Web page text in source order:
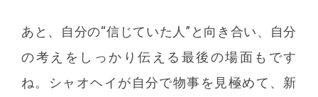
あと、自分の“信じていた人”と向き合い、自分
の考えをしっかり伝える最後の場面もです
ね。シャオヘイが自分で物事を見極めて、新